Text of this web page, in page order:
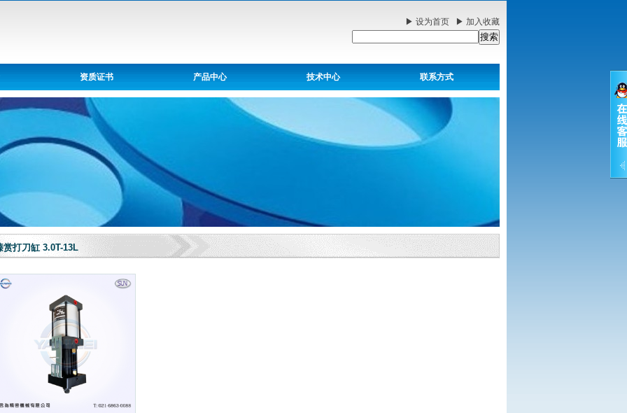
▶ 设为首页 ▶ 加入收藏
资质证书 产品中心 技术中心 联系方式
赏打刀缸 3.0T-13L